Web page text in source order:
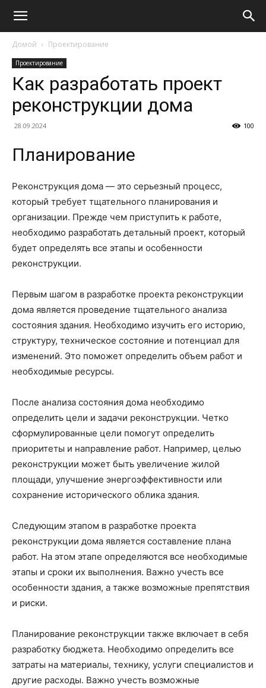
Домой Проектирование
Проектирование
Как разработать проект
реконструкции дома
28.09.2024 100
Планирование
Реконструкция дома — это серьезный процесс,
который требует тщательного планирования и
организации. Прежде чем приступить к работе,
необходимо разработать детальный проект, который
будет определять все этапы и особенности
реконструкции.
Первым шагом в разработке проекта реконструкции
дома является проведение тщательного анализа
состояния здания. Необходимо изучить его историю,
структуру, техническое состояние и потенциал для
изменений. Это поможет определить объем работ и
необходимые ресурсы.
После анализа состояния дома необходимо
определить цели и задачи реконструкции. Четко
сформулированные цели помогут определить
приоритеты и направление работ. Например, целью
реконструкции может быть увеличение жилой
площади, улучшение энергоэффективности или
сохранение исторического облика здания.
Следующим этапом в разработке проекта
реконструкции дома является составление плана
работ. На этом этапе определяются все необходимые
этапы и сроки их выполнения. Важно учесть все
особенности здания, а также возможные препятствия
и риски.
Планирование реконструкции также включает в себя
разработку бюджета. Необходимо определить все
затраты на материалы, технику, услуги специалистов и
другие расходы. Важно учесть возможные